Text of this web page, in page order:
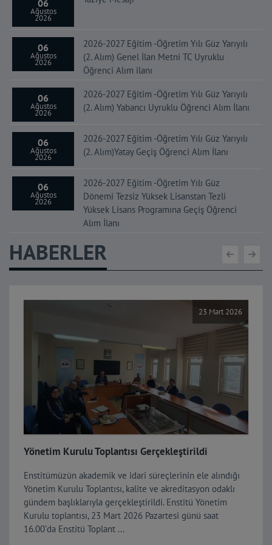
06
Ağustos
2026
06
Ağustos
2026
2026-2027 Eğitim -Öğretim Yılı Güz Yarıyılı
(2. Alım) Genel İlan Metni TC Uyruklu
Öğrenci Alım ilanı
06
Ağustos
2026
2026-2027 Eğitim -Öğretim Yılı Güz Yarıyılı
(2. Alım) Yabancı Uyruklu Öğrenci Alım İlanı
06
Ağustos
2026
2026-2027 Eğitim -Öğretim Yılı Güz Yarıyılı
(2. Alım)Yatay Geçiş Öğrenci Alım İlanı
06
Ağustos
2026
2026-2027 Eğitim -Öğretim Yılı Güz
Dönemi Tezsiz Yüksek Lisanstan Tezli
Yüksek Lisans Programına Geçiş Öğrenci
Alım İlanı
05
Ağustos
2026
Anadolu Ajansı (AA) Araştırma Bursları
Ağustos
2026
TUBITAK 2214 Yurt Disi Doktora Sirasi
Arastirma Burs Programi.
27
Temmuz
Akademik Küme Platformu Daveti
Temmuz
Mezun Geri Bildirim Formu
20
Temmuz
2026
Çağrısı
08
Temmuz
2026
Aile ve Nüfus On Yılı (2026-2035)
Cumhurbaşkanlığı Genelgesi ve Vizyon
HABERLER
23 Mart 2026
Yönetim Kurulu Toplantısı Gerçekleştirildi
Enstitümüzün akademik ve idari süreçlerinin ele alındığı
Yönetim Kurulu Toplantısı, kalite ve akreditasyon odaklı
gündem başlıklarıyla gerçekleştirildi. Enstitü Yönetim
Kurulu toplantısı, 23 Mart 2026 Pazartesi günü saat
16.00’da Enstitü Toplant ...